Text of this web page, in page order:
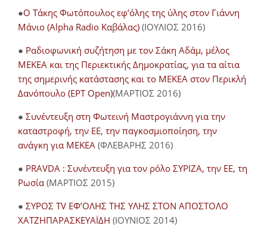
●O Τάκης Φωτόπουλος εφ’όλης της ύλης στον Γιάννη
Μάνιο (Alpha Radio Καβάλας) (ΙΟΥΛΙΟΣ 2016)
● Ραδιοφωνική συζήτηση με τον Σάκη Αδάμ, μέλος
ΜΕΚΕΑ και της Περιεκτικής Δημοκρατίας, για τα αίτια
της σημερινής κατάστασης και το ΜΕΚΕΑ στον Περικλή
Δανόπουλο (ΕΡΤ Open)(ΜΑΡΤΙΟΣ 2016)
● Συνέντευξη στη Φωτεινή Μαστρογιάννη για την
καταστροφή, την ΕΕ, την παγκοσμιοποίηση, την
ανάγκη για ΜΕΚΕΑ (ΦΛΕΒΑΡΗΣ 2016)
● PRAVDA : Συνέντευξη για τον ρόλο ΣΥΡΙΖΑ, την ΕΕ, τη
Ρωσία (ΜΑΡΤΙΟΣ 2015)
● ΣΥΡΟΣ TV ΕΦ’ΟΛΗΣ ΤΗΣ ΥΛΗΣ ΣΤΟΝ ΑΠΟΣΤΟΛΟ
ΧΑΤΖΗΠΑΡΑΣΚΕΥΑΪΔΗ (ΙΟΥΝΙΟΣ 2014)